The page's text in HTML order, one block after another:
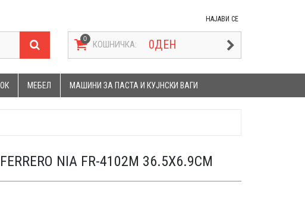
НАЈАВИ СЕ
КОШНИЧКА: 0ДЕН
МЕБЕЛ МАШИНИ ЗА ПАСТА И КУЈНСКИ ВАГИ
NIA FR-4102M 36.5X6.9CM